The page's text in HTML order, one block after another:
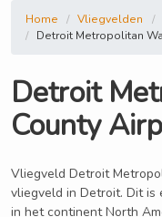
Home Vliegvelden
Detroit Metropolitan
Detroit
County
Vliegveld Detroit
vliegveld in Detroit. Dit is
in het continent North